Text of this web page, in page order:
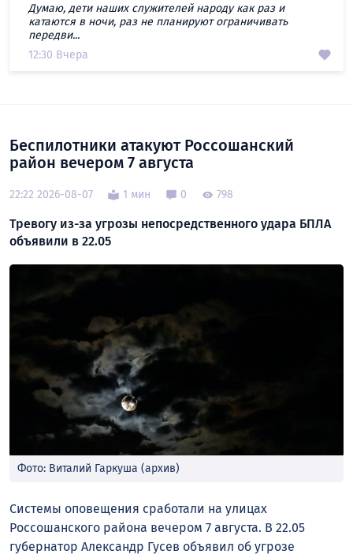
Думаю, дети наших служителей народу как раз и
катаются в ночи, раз не планируют ограничивать
передви...
12:30 Вчера
Беспилотники атакуют Россошанский
район вечером 7 августа
22:22 2026-08-07 1 мин 0 798
Тревогу из-за угрозы непосредственного удара БПЛА
объявили в 22.05
Фото: Виталий Гаркуша (архив)
Системы оповещения сработали на улицах
Россошанского района вечером 7 августа. В 22.05
губернатор Александр Гусев объявил об угрозе